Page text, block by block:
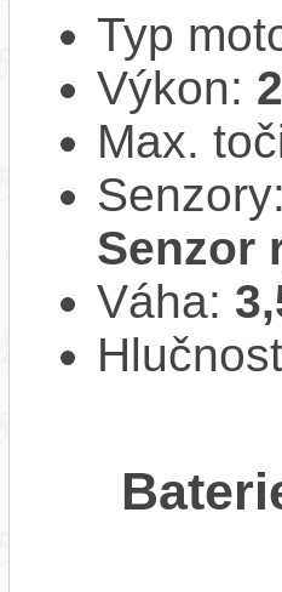
Typ
Výkon:
Max.
Senzory:
Senzor
Váha: